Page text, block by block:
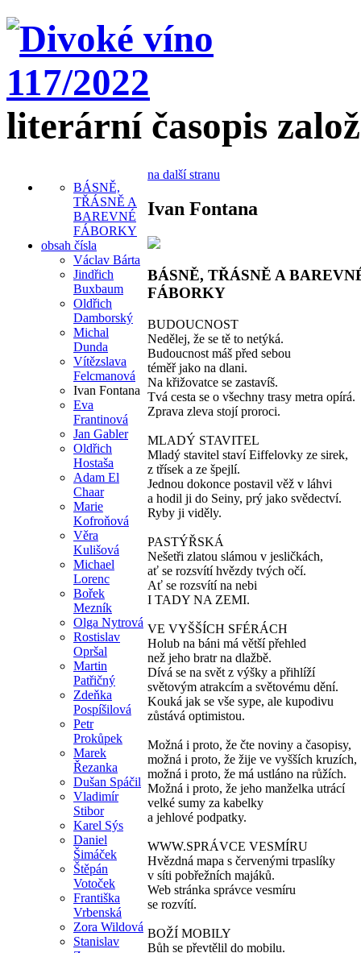
literární časopis
BÁSNĚ,
TŘÁSNĚ A
BAREVNÉ
FÁBORKY
obsah čísla
Václav Bárta
Jindřich
Buxbaum
Oldřich
Damborský
Michal
Dunda
Vítězslava
Felcmanová
Ivan Fontana
Eva
Frantinová
Jan Gabler
Oldřich
Hostaša
Adam El
Chaar
Marie
Kofroňová
Věra
Kulišová
Michael
Lorenc
Bořek
Mezník
Olga Nytrová
Rostislav
Opršal
Martin
Patřičný
Zdeňka
Pospíšilová
Petr
Prokůpek
Marek
Řezanka
Dušan Spáčil
Vladimír
Stibor
Karel Sýs
Daniel
Šimáček
Štěpán
Votoček
Františka
Vrbenská
Zora Wildová
Stanislav
na další stranu
Ivan Fontana
BÁSNĚ, TŘÁSNĚ A
FÁBORKY
BUDOUCNOST
Nedělej, že se tě to netýká.
Budoucnost máš před sebou
téměř jako na dlani.
Na křižovatce se zastavíš.
Tvá cesta se o všechny trasy metra opírá.
Zprava zleva stojí proroci.
MLADÝ STAVITEL
Mladý stavitel staví Eiffelovky ze sirek,
z třísek a ze špejlí.
Jednou dokonce postavil věž v láhvi
a hodil ji do Seiny, prý jako svědectví.
Ryby ji viděly.
PASTÝŘSKÁ
Nešetři zlatou slámou v jesličkách,
ať se rozsvítí hvězdy tvých očí.
Ať se rozsvítí na nebi
I TADY NA ZEMI.
VE VYŠŠÍCH SFÉRÁCH
Holub na báni má větší přehled
než jeho bratr na dlažbě.
Dívá se na svět z výšky a přihlíží
světovým atrakcím a světovému dění.
Kouká jak se vše sype, ale kupodivu
zůstává optimistou.
Možná i proto, že čte noviny a časopisy,
možná i proto, že žije ve vyšších kruzích,
možná i proto, že má ustláno na růžích.
Možná i proto, že jeho manželka utrácí
velké sumy za kabelky
a jehlové podpatky.
WWW.SPRÁVCE VESMÍRU
Hvězdná mapa s červenými trpaslíky
v síti pobřežních majáků.
Web stránka správce vesmíru
se rozvítí.
BOŽÍ MOBILY
Bůh se převtělil do mobilu.